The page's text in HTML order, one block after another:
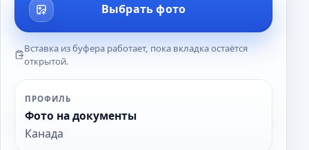
Выбрать фото
Вставка из буфера работает, пока вкладка остаётся
открытой.
ПРОФИЛЬ
Фото на документы
Канада